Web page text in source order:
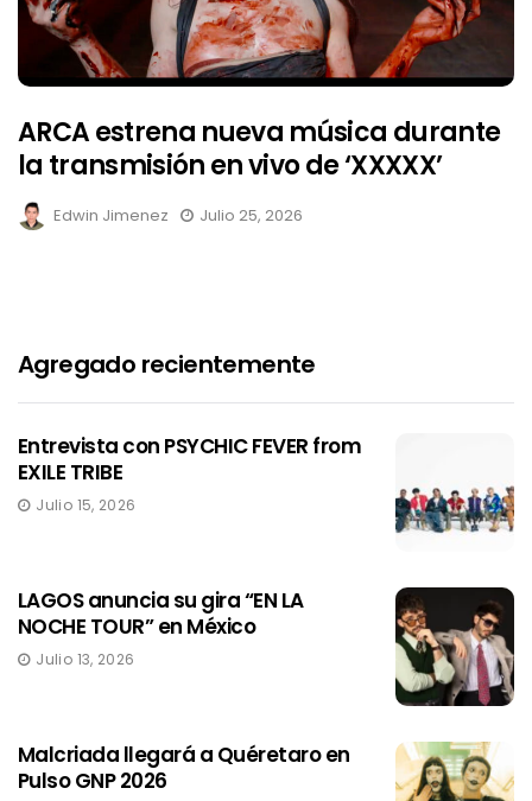
ARCA estrena nueva música durante
la transmisión en vivo de ‘XXXXX’
Edwin Jimenez Julio 25, 2026
Agregado recientemente
Entrevista con PSYCHIC FEVER from
EXILE TRIBE
Julio 15, 2026
LAGOS anuncia su gira “EN LA
NOCHE TOUR” en México
Julio 13, 2026
Malcriada llegará a Quéretaro en
Pulso GNP 2026